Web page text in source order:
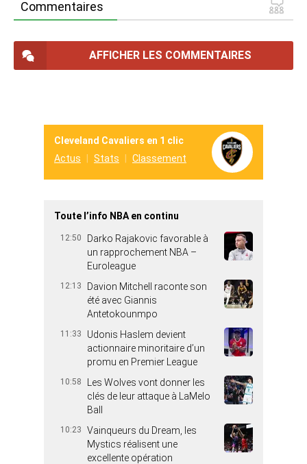
Commentaires
AFFICHER LES COMMENTAIRES
Cleveland Cavaliers en 1 clic
Actus
Stats Classement
Toute l’info NBA en continu
12:50
Darko Rajakovic favorable à
un rapprochement NBA –
Euroleague
12:13
Davion Mitchell raconte son
été avec Giannis
Antetokounmpo
11:33
Udonis Haslem devient
actionnaire minoritaire d’un
promu en Premier League
10:58
Les Wolves vont donner les
clés de leur attaque à LaMelo
Ball
10:23
Vainqueurs du Dream, les
Mystics réalisent une
excellente opération